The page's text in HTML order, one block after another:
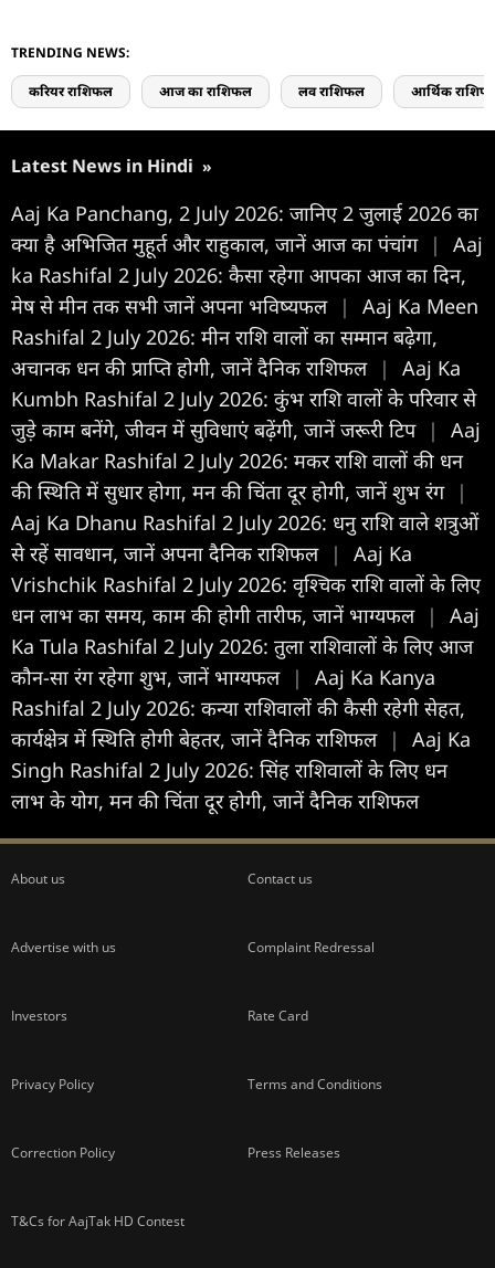
TRENDING NEWS:
करियर राशिफल आज का राशिफल लव राशिफल आर्थिक
Latest News in Hindi »
Aaj Ka Panchang, 2 July 2026: जानिए 2 जुलाई 2026 का
क्या है अभिजित मुहूर्त और राहुकाल, जानें आज का पंचांग |
Aaj
ka Rashifal 2 July 2026: कैसा रहेगा आपका आज का द‍िन,
मेष से मीन तक सभी जानें अपना भविष्यफल |
Aaj Ka Meen
Rashifal 2 July 2026: मीन राशि वालों का सम्मान बढ़ेगा,
अचानक धन की प्राप्ति होगी, जानें दैनिक राशिफल |
Aaj Ka
Kumbh Rashifal 2 July 2026: कुंभ राशि वालों के परिवार से
जुड़े काम बनेंगे, जीवन में सुविधाएं बढ़ेंगी, जानें जरूरी टिप |
Aaj
Ka Makar Rashifal 2 July 2026: मकर राशि वालों की धन
की स्थिति में सुधार होगा, मन की चिंता दूर होगी, जानें शुभ रंग |
Aaj Ka Dhanu Rashifal 2 July 2026: धनु राशि वाले शत्रुओं
से रहें सावधान, जानें अपना दैनिक राशिफल |
Aaj Ka
Vrishchik Rashifal 2 July 2026: वृश्चिक राशि वालों के लिए
धन लाभ का समय, काम की होगी तारीफ, जानें भाग्यफल |
Aaj
Ka Tula Rashifal 2 July 2026: तुला राश‍िवालों के ल‍िए आज
कौन-सा रंग रहेगा शुभ, जानें भाग्यफल |
Aaj Ka Kanya
Rashifal 2 July 2026: कन्या राशिवालों की कैसी रहेगी सेहत,
कार्यक्षेत्र में स्थिति होगी बेहतर, जानें दैनिक राशिफल |
Aaj Ka
Singh Rashifal 2 July 2026: सिंह राशिवालों के लिए धन
लाभ के योग, मन की चिंता दूर होगी, जानें दैनिक राशिफल
About us Contact us
Advertise with us Complaint Redressal
Investors Rate Card
Privacy Policy Terms and Conditions
Correction Policy Press Releases
T&Cs for AajTak HD Contest